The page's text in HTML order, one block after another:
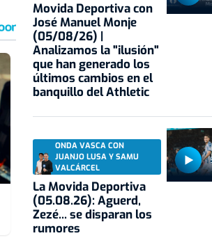
Movida Deportiva con
José Manuel Monje
(05/08/26) |
Analizamos la "ilusión"
que han generado los
últimos cambios en el
banquillo del Athletic
ONDA VASCA CON
JUANJO LUSA Y SAMU
VALCÁRCEL
La Movida Deportiva
(05.08.26): Aguerd,
Zezé... se disparan los
rumores